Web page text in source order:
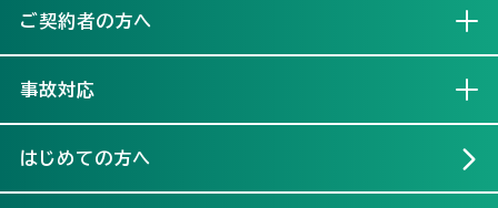
ご契約者の方へ
事故対応
はじめての方へ